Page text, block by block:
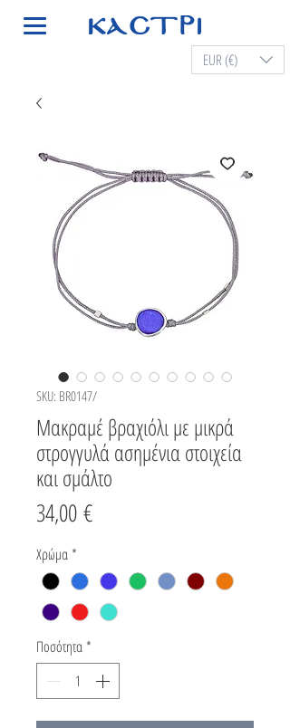
EUR (€)
SKU: BR0147/
Μακραμέ βραχιόλι με μικρά
στρογγυλά ασημένια στοιχεία
και σμάλτο
34,00 €Τιμή
Χρώμα *
Ποσότητα *